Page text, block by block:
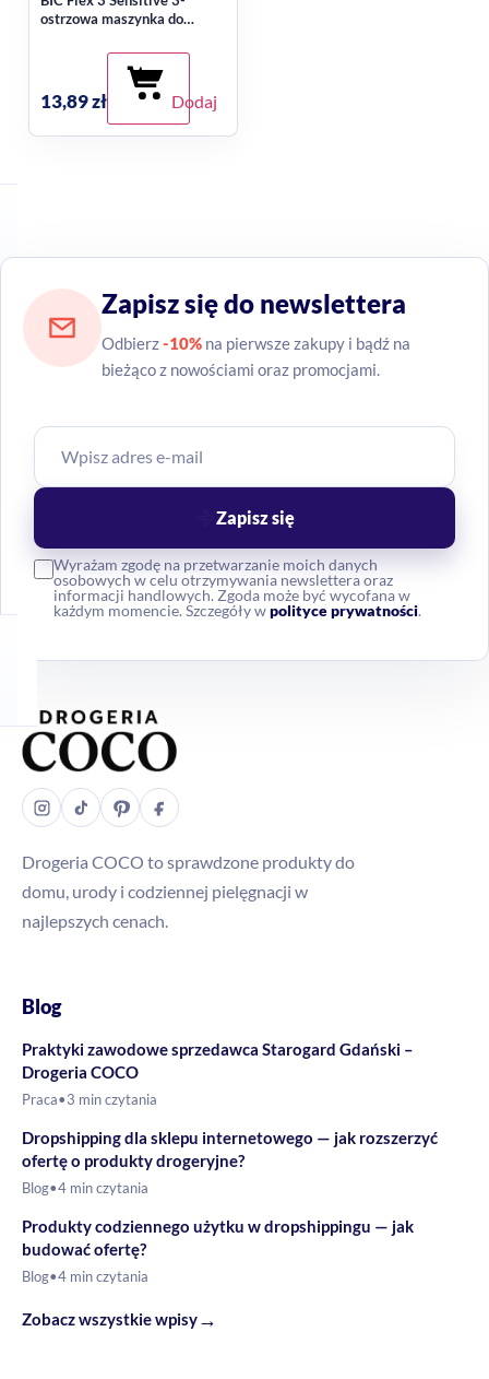
ostrzowa maszynka do
13,89zł Dodaj
Zapisz się do newslettera
Odbierz-10% na pierwsze zakupy i bądź na
bieżąco z nowościami oraz promocjami.
Wyrażam zgodę na przetwarzanie moich danych
osobowych w celu otrzymywania newslettera oraz
informacji handlowych. Zgoda może być wycofana w
każdym momencie. Szczegóły wpolityce prywatności.
Zapisz się
Drogeria COCO to sprawdzone produkty do
domu, urody i codziennej pielęgnacji w
najlepszych cenach.
Blog
Praktyki zawodowe sprzedawca Starogard Gdański –
Drogeria COCO
Praca•3 min czytania
Dropshipping dla sklepu internetowego — jak rozszerzyć
ofertę o produkty drogeryjne?
Blog•4 min czytania
Produkty codziennego użytku w dropshippingu — jak
budować ofertę?
Blog•4 min czytania
Zobacz wszystkie wpisy→